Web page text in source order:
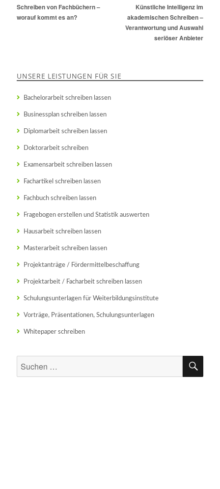
Vorheriger
Beitrag:
Schreiben von Fachbüchern –
worauf kommt es an?
Beitrag:
Künstliche Intelligenz im
akademischen Schreiben –
Verantwortung und Auswahl
seriöser Anbieter
UNSERE LEISTUNGEN FÜR SIE
Bachelorarbeit schreiben lassen
Businessplan schreiben lassen
Diplomarbeit schreiben lassen
Doktorarbeit schreiben
Examensarbeit schreiben lassen
Fachartikel schreiben lassen
Fachbuch schreiben lassen
Fragebogen erstellen und Statistik auswerten
Hausarbeit schreiben lassen
Masterarbeit schreiben lassen
Projektanträge / Fördermittelbeschaffung
Projektarbeit / Facharbeit schreiben lassen
Schulungsunterlagen für Weiterbildungsinstitute
Vorträge, Präsentationen, Schulungsunterlagen
Whitepaper schreiben